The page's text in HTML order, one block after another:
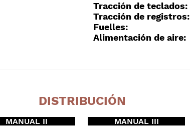
Tracción de teclados:
Tracción de registros:
Fuelles:
Alimentación de aire:
DISTRIBUCIÓN
MANUAL II MANUAL III